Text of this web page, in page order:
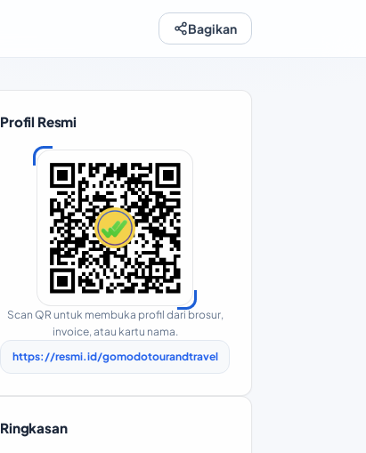
Bagikan
Profil Resmi
Scan QR untuk membuka profil dari brosur,
invoice, atau kartu nama.
https://resmi.id/gomodotourandtravel
Ringkasan